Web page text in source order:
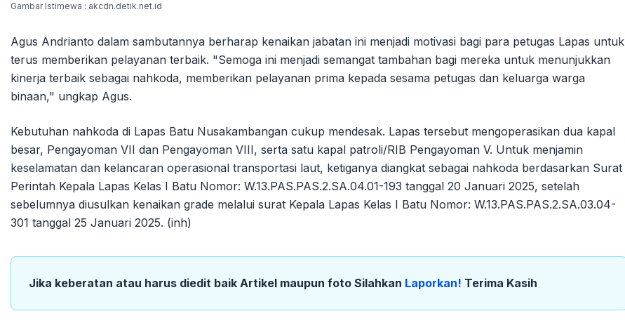
Gambar Istimewa : akcdn.detik.net.id
Agus Andrianto dalam sambutannya berharap kenaikan jabatan ini menjadi motivasi bagi para petugas Lapas untuk
terus memberikan pelayanan terbaik. "Semoga ini menjadi semangat tambahan bagi mereka untuk menunjukkan
kinerja terbaik sebagai nahkoda, memberikan pelayanan prima kepada sesama petugas dan keluarga warga
binaan," ungkap Agus.
Kebutuhan nahkoda di Lapas Batu Nusakambangan cukup mendesak. Lapas tersebut mengoperasikan dua kapal
besar, Pengayoman VII dan Pengayoman VIII, serta satu kapal patroli/RIB Pengayoman V. Untuk menjamin
keselamatan dan kelancaran operasional transportasi laut, ketiganya diangkat sebagai nahkoda berdasarkan Surat
Perintah Kepala Lapas Kelas I Batu Nomor: W.13.PAS.PAS.2.SA.04.01-193 tanggal 20 Januari 2025, setelah
sebelumnya diusulkan kenaikan grade melalui surat Kepala Lapas Kelas I Batu Nomor: W.13.PAS.PAS.2.SA.03.04-
301 tanggal 25 Januari 2025. (inh)
Jika keberatan atau harus diedit baik Artikel maupun foto Silahkan Laporkan! Terima Kasih